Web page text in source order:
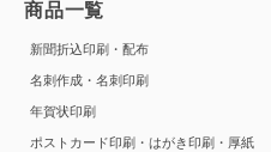
商品一覧
新聞折込印刷・配布
名刺作成・名刺印刷
年賀状印刷
ポストカード印刷・はがき印刷・厚紙